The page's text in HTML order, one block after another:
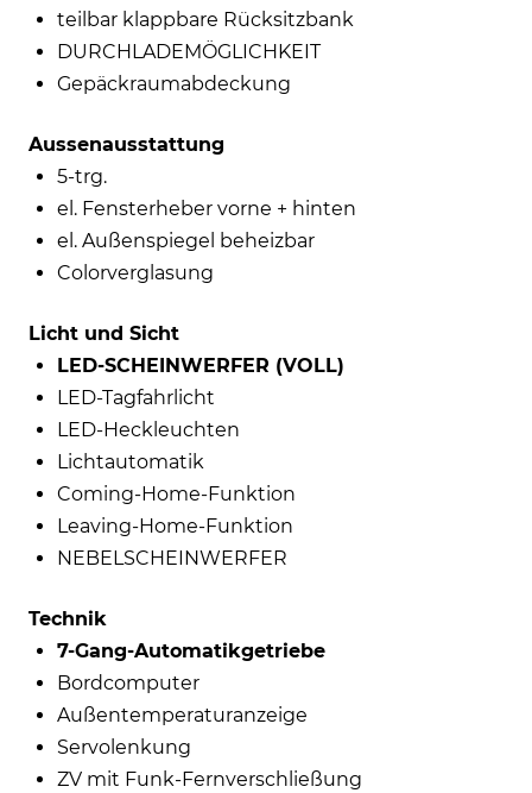
teilbar klappbare Rücksitzbank
DURCHLADEMÖGLICHKEIT
Gepäckraumabdeckung
Aussenausstattung
5-trg.
el. Fensterheber vorne + hinten
el. Außenspiegel beheizbar
Colorverglasung
Licht und Sicht
LED-SCHEINWERFER (VOLL)
LED-Tagfahrlicht
LED-Heckleuchten
Lichtautomatik
Coming-Home-Funktion
Leaving-Home-Funktion
NEBELSCHEINWERFER
Technik
7-Gang-Automatikgetriebe
Bordcomputer
Außentemperaturanzeige
Servolenkung
ZV mit Funk-Fernverschließung